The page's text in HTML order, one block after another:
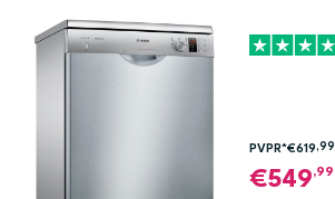
PVPR*€619,99
549,99